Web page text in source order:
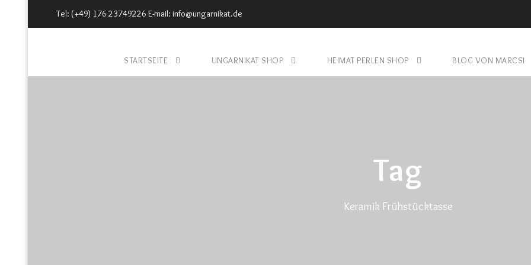
Tel: (+49) 176 23749226 E-mail: info@ungarnikat.de
STARTSEITE UNGARNIKAT SHOP HEIMAT PERLEN SHOP BLOG VON MARCSI
Tag
Keramik Frühstücktasse